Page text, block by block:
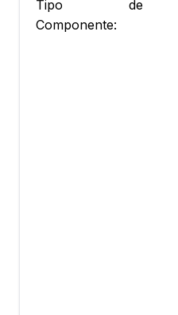
Tipo de
Componente: